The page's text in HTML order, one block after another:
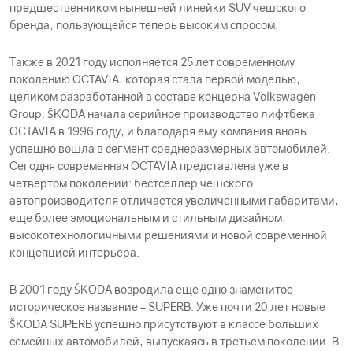
предшественником нынешней линейки SUV чешского
бренда, пользующейся теперь высоким спросом.
Также в 2021 году исполняется 25 лет современному
поколению OCTAVIA, которая стала первой моделью,
целиком разработанной в составе концерна Volkswagen
Group. ŠKODА начала серийное производство лифтбека
OCTAVIA в 1996 году, и благодаря ему компания вновь
успешно вошла в сегмент среднеразмерных автомобилей.
Сегодня современная OCTAVIA представлена уже в
четвертом поколении: бестселлер чешского
автопроизводителя отличается увеличенными габаритами,
еще более эмоциональным и стильным дизайном,
высокотехнологичными решениями и новой современной
концепцией интерьера.
В 2001 году ŠKODА возродила еще одно знаменитое
историческое название – SUPERB. Уже почти 20 лет новые
ŠKODА SUPERB успешно присутствуют в классе больших
семейных автомобилей, выпускаясь в третьем поколении. В